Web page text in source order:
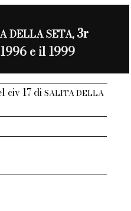
DELLA SETA,3r
e il 1999
civ 17 diSALITA DELLA